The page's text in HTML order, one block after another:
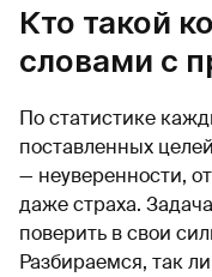
Кто такой
словами с
По статистике
поставленных
— неуверенности,
даже страха.
поверить в свои
Разбираемся, так